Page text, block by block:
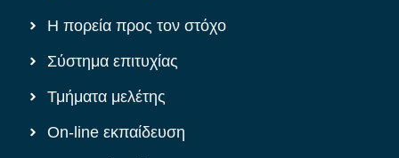
Η πορεία προς τον στόχο
Σύστημα επιτυχίας
Τμήματα μελέτης
On-line εκπαίδευση